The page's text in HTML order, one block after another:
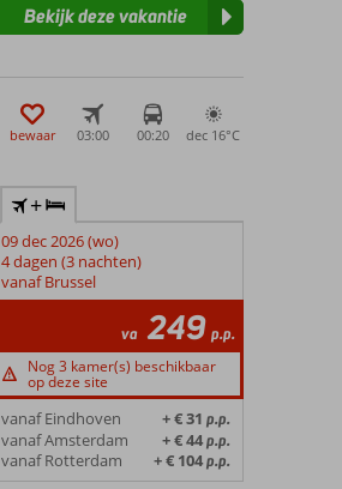
Bekijk deze vakantie
bewaar 03:00 00:20 dec 16°C
+
09 dec 2026 (wo)
4 dagen (3 nachten)
vanaf Brussel
va 249 p.p.
Nog 3 kamer(s) beschikbaar
op deze site
vanaf Eindhoven + € 31 p.p.
vanaf Amsterdam + € 44p.p.
vanaf Rotterdam + € 104p.p.